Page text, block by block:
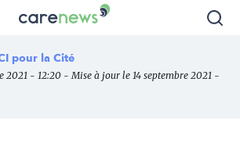
Carenews,
média
des
pour la Cité
2021 - 12:20 - Mise à jour le 14 septembre 2021 -